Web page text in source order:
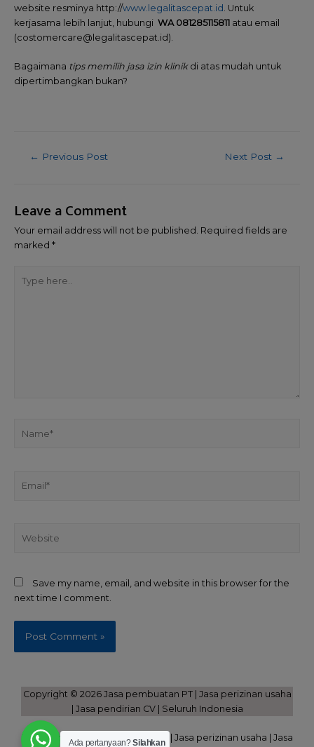
website resminya http://www.legalitascepat.id . Untuk
kerjasama lebih lanjut, hubungi WA 081285115811 atau email
(costomercare@legalitascepat.id).
Bagaimana tips memilih jasa izin klinik di atas mudah untuk
dipertimbangkan bukan?
← Previous Post Next Post →
Leave a Comment
Your email address will not be published. Required fields are
marked *
Save my name, email, and website in this browser for the
next time I comment.
Copyright © 2026 Jasa pembuatan PT | Jasa perizinan usaha
| Jasa pendirian CV | Seluruh Indonesia
Powered by Jasa pembuatan PT | Jasa perizinan usaha | Jasa
Ada pertanyaan?Silahkan